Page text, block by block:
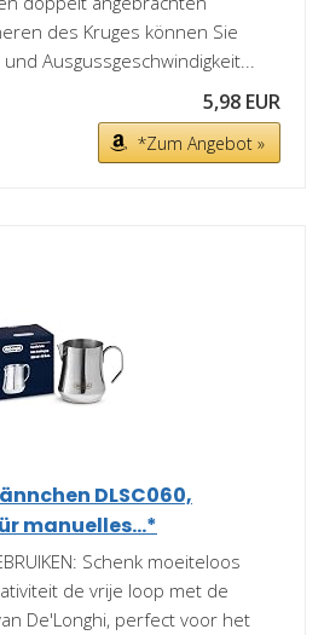
des Kruges können Sie
Ausgussgeschwindigkeit...
5,98 EUR
*Zum Angebot »
DLSC060,
manuelles...*
Schenk moeiteloos
de vrije loop met de
De'Longhi, perfect voor het